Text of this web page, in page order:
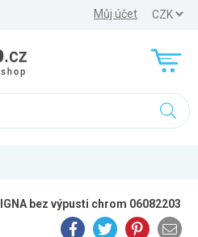
Můj účet
bez výpusti chrom 06082203